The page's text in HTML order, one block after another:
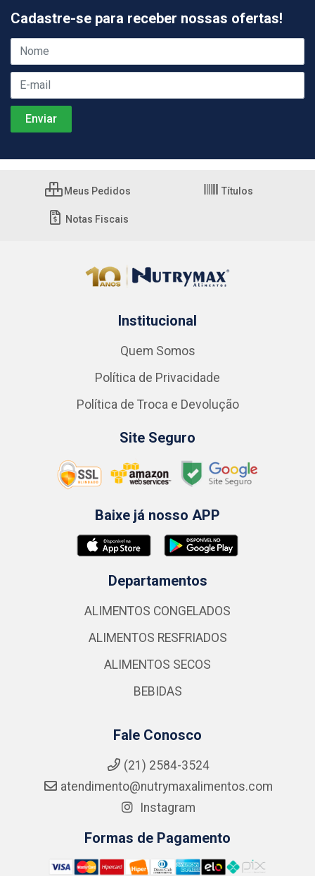
Cadastre-se para receber nossas ofertas!
Meus Pedidos Títulos
Notas Fiscais
Institucional
Quem Somos
Política de Privacidade
Política de Troca e Devolução
Site Seguro
Baixe já nosso APP
Departamentos
ALIMENTOS CONGELADOS
ALIMENTOS RESFRIADOS
ALIMENTOS SECOS
BEBIDAS
Fale Conosco
(21) 2584-3524
atendimento@nutrymaxalimentos.com
Instagram
Formas de Pagamento